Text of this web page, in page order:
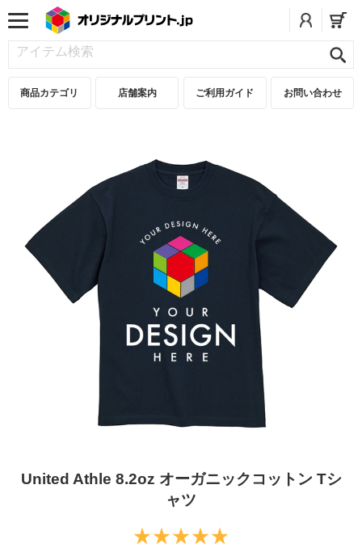
商品カテゴリ 店舗案内 ご利用ガイド お問い合わせ
United Athle 8.2oz オーガニックコットン Tシ
ャツ